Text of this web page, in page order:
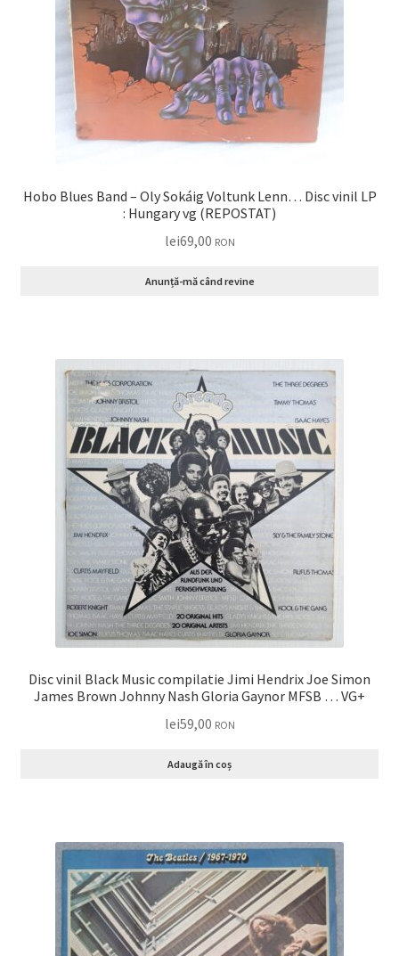
Hobo Blues Band – Oly Sokáig Voltunk Lenn… Disc vinil LP
: Hungary vg (REPOSTAT)
lei69,00 RON
Anunță-mă când revine
Disc vinil Black Music compilatie Jimi Hendrix Joe Simon
James Brown Johnny Nash Gloria Gaynor MFSB … VG+
lei59,00 RON
Adaugă în coș